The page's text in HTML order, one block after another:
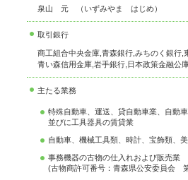
泉山 元 （いずみやま はじめ）
取引銀行
商工組合中央金庫,青森銀行,みちのく銀行,
青い森信用金庫,岩手銀行,日本政策金融公
主たる業務
特殊自動車、運送、貸自動車業、自動
並びに工具器具の賃貸
自動車、機械工具類、時計、宝飾類、
事務機器の古物の仕入れおよび販売業
(古物商許可番号：青森県公安委員会 第